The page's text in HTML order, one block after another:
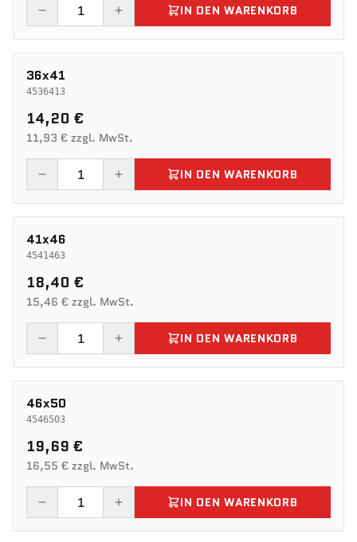
IN DEN WARENKORB
36x41
4536413
14,20 €
11,93 € zzgl. MwSt.
IN DEN WARENKORB
41x46
4541463
18,40 €
15,46 € zzgl. MwSt.
IN DEN WARENKORB
46x50
4546503
19,69 €
16,55 € zzgl. MwSt.
IN DEN WARENKORB